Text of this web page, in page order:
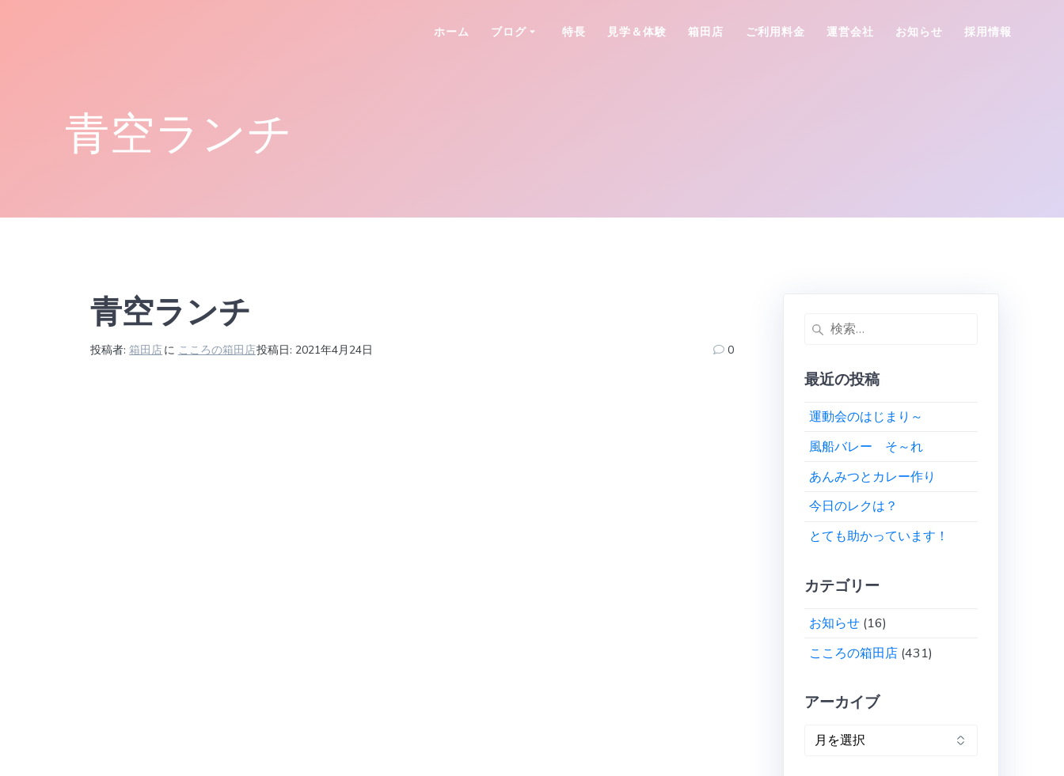
ホーム ブログ 特長 見学＆体験 箱田店 ご利用料金 運営会社 お知らせ 採用情報
青空ランチ
青空ランチ
投稿者:箱田店 に こころの箱田店投稿日: 2021年4月24日 0
検
最近の投稿
運動会のはじまり～
風船バレー そ～れ
あんみつとカレー作り
今日のレクは？
とても助かっています！
カテゴリー
お知らせ (16)
こころの箱田店 (431)
アーカイブ